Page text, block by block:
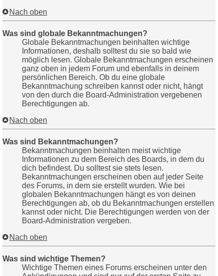
Nach oben
Was sind globale Bekanntmachungen?
Globale Bekanntmachungen beinhalten wichtige
Informationen, deshalb solltest du sie so bald wie
möglich lesen. Globale Bekanntmachungen erscheinen
ganz oben in jedem Forum und ebenfalls in deinem
persönlichen Bereich. Ob du eine globale
Bekanntmachung schreiben kannst oder nicht, hängt
von den durch die Board-Administration vergebenen
Berechtigungen ab.
Nach oben
Was sind Bekanntmachungen?
Bekanntmachungen beinhalten meist wichtige
Informationen zu dem Bereich des Boards, in dem du
dich befindest. Du solltest sie stets lesen.
Bekanntmachungen erscheinen oben auf jeder Seite
des Forums, in dem sie erstellt wurden. Wie bei
globalen Bekanntmachungen hängt es von deinen
Berechtigungen ab, ob du Bekanntmachungen erstellen
kannst oder nicht. Die Berechtigungen werden von der
Board-Administration vergeben.
Nach oben
Was sind wichtige Themen?
Wichtige Themen eines Forums erscheinen unter den